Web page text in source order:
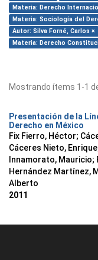
Materia: Derecho
Materia: Sociología del
Autor: Silva Forné, Carlos ×
Materia: Derecho
Mostrando ítems 1-1
Presentación de la
Derecho en México
Fix Fierro, Héctor;
Cáceres Nieto, Enrique
Innamorato, Mauricio;
Hernández Martínez,
Alberto
2011